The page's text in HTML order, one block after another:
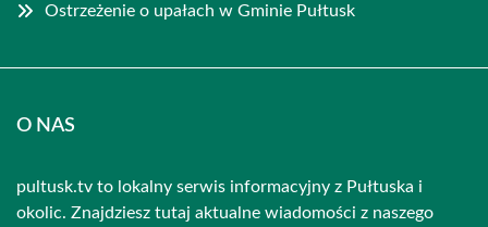
Ostrzeżenie o upałach w Gminie Pułtusk
O NAS
pultusk.tv to lokalny serwis informacyjny z Pułtuska i
okolic. Znajdziesz tutaj aktualne wiadomości z naszego